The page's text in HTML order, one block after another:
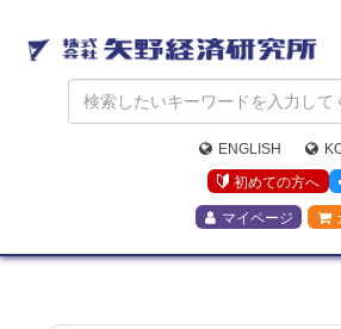
矢
野
経
済
研
究
所
ENGLISH
初めての方へ
マイページ